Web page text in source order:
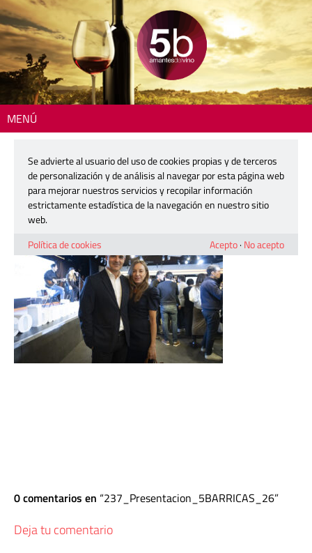
MENÚ
237_Presentacion_5BARRICAS_26
4 diciembre, 2025
0 comentarios en 237_Presentacion_5BARRICAS_26
Deja tu comentario
Se advierte al usuario del uso de cookies propias y de terceros
de personalización y de análisis al navegar por esta página web
para mejorar nuestros servicios y recopilar información
estrictamente estadística de la navegación en nuestro sitio
web.
Política de cookies
Acepto· No acepto